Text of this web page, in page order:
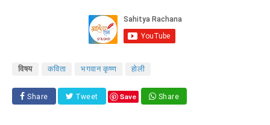
विषय कविता भगवान कृष्ण होली
Share Tweet Save Share